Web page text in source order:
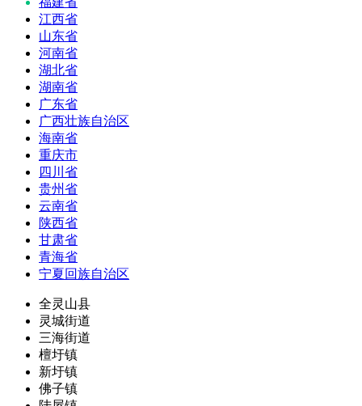
江西省
山东省
河南省
湖北省
湖南省
广东省
广西壮族自治区
海南省
重庆市
四川省
贵州省
云南省
陕西省
甘肃省
青海省
宁夏回族自治区
全灵山县
灵城街道
三海街道
檀圩镇
新圩镇
佛子镇